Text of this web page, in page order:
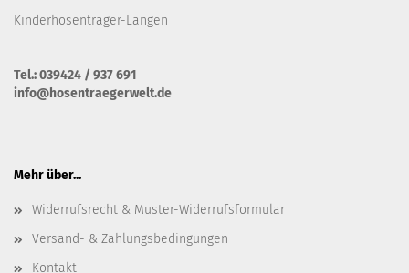
Kinderhosenträger-Längen
Tel.: 039424 / 937 691
info@hosentraegerwelt.de
Mehr über...
Widerrufsrecht & Muster-Widerrufsformular
Versand- & Zahlungsbedingungen
Kontakt